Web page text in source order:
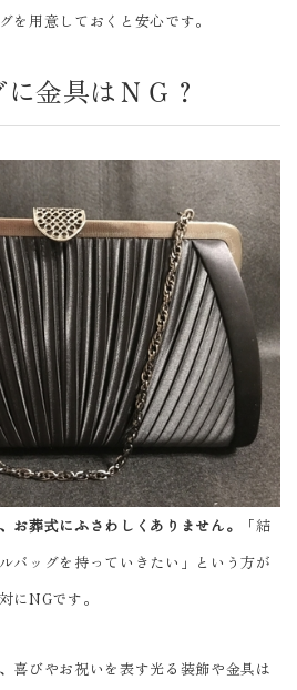
を用意しておくと安心です。
金具はＮＧ？
お葬式にふさわしくありません。
「結
バッグを持っていきたい」という方が
にNGです。
喜びやお祝いを表す光る装飾や金具は